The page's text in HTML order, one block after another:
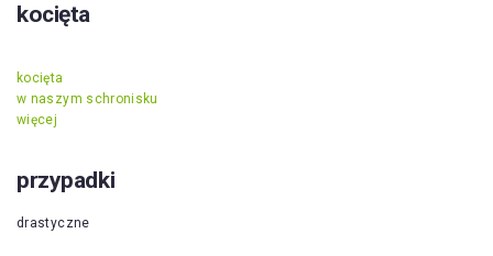
kocięta
kocięta
w naszym schronisku
więcej
przypadki
drastyczne